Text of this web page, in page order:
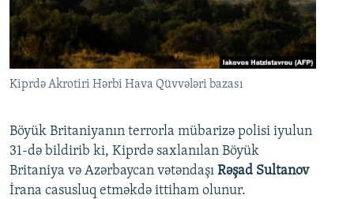
Kiprdə Akrotiri Hərbi Hava Qüvvələri bazası
Böyük Britaniyanın terrorla mübarizə polisi iyulun
31-də bildirib ki, Kiprdə saxlanılan Böyük
Britaniya və Azərbaycan vətəndaşı Rəşad Sultanov
İrana casusluq etməkdə ittiham olunur.